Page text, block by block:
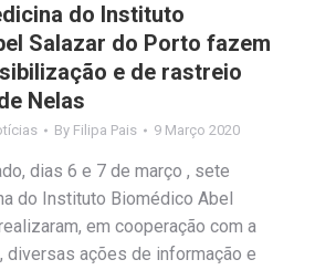
do Instituto
Salazar do Porto fazem
e de rastreio
Nelas
By Filipa Pais 9 Março 2020
dias 6 e 7 de março , sete
do Instituto Biomédico Abel
em cooperação com a
diversas ações de informação e